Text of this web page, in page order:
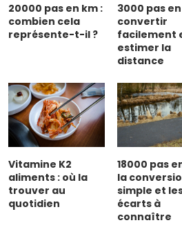
20000 pas en km :
combien cela
représente-t-il ?
3000 pas
convertir
facilement
estimer la
distance
Vitamine K2
aliments : où la
trouver au
quotidien
18000 pas
la
simple et
écarts à
connaître